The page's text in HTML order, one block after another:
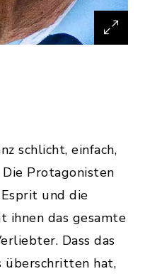
schlicht, einfach,
Protagonisten
und die
ihnen das gesamte
Dass das
überschritten hat,